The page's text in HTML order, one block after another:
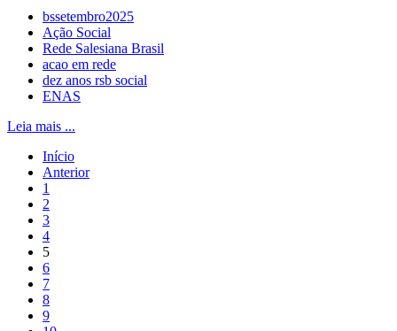
bssetembro2025
Ação Social
Rede Salesiana Brasil
acao em rede
dez anos rsb social
ENAS
Leia mais ...
Início
Anterior
1
2
3
4
5
6
7
8
9